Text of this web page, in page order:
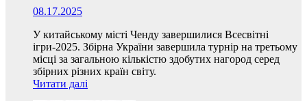
08.17.2025
У китайському місті Ченду завершилися Всесвітні
ігри-2025. Збірна України завершила турнір на третьому
місці за загальною кількістю здобутих нагород серед
збірних різних країн світу.
Читати далі